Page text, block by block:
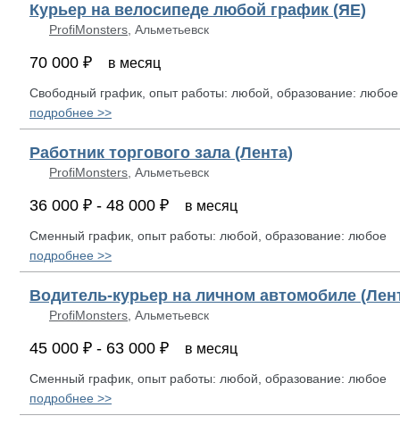
Курьер на велосипеде любой график (ЯЕ)
ProfiMonsters , Альметьевск
70 000 ₽ в месяц
Свободный график, опыт работы: любой, образование: любое
подробнее >>
Работник торгового зала (Лента)
ProfiMonsters , Альметьевск
36 000 ₽ - 48 000 ₽ в месяц
Сменный график, опыт работы: любой, образование: любое
подробнее >>
Водитель-курьер на личном автомобиле
ProfiMonsters , Альметьевск
45 000 ₽ - 63 000 ₽ в месяц
Сменный график, опыт работы: любой, образование: любое
подробнее >>